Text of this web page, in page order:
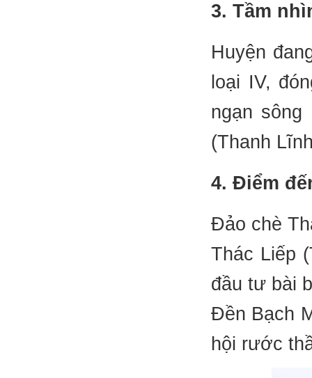
3. Tầm
Huyện
loại IV,
ngạn
(Thanh
4. Điểm
Đảo chè
Thác Liếp
đầu tư bài
Đền Bạch
hội rước